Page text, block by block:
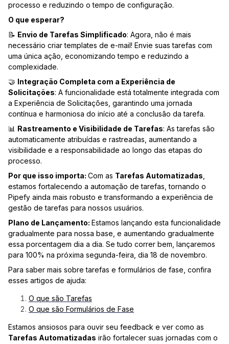
processo e reduzindo o tempo de configuração.
O que esperar?
📝 Envio de Tarefas Simplificado: Agora, não é mais
necessário criar templates de e-mail! Envie suas tarefas com
uma única ação, economizando tempo e reduzindo a
complexidade.
🤝 Integração Completa com a Experiência de
Solicitações: A funcionalidade está totalmente integrada com
a Experiência de Solicitações, garantindo uma jornada
contínua e harmoniosa do início até a conclusão da tarefa.
📊 Rastreamento e Visibilidade de Tarefas: As tarefas são
automaticamente atribuídas e rastreadas, aumentando a
visibilidade e a responsabilidade ao longo das etapas do
processo.
Por que isso importa: Com as Tarefas Automatizadas
estamos fortalecendo a automação de tarefas, tornando o
Pipefy ainda mais robusto e transformando a experiência de
gestão de tarefas para nossos usuários.
Plano de Lançamento: Estamos lançando esta funcionalidade
gradualmente para nossa base, e aumentando gradualmente
essa porcentagem dia a dia. Se tudo correr bem, lançaremos
para 100% na próxima segunda-feira, dia 18 de novembro.
Para saber mais sobre tarefas e formulários de fase, confira
esses artigos de ajuda:
O que são Tarefas
O que são Formulários de Fase
Estamos ansiosos para ouvir seu feedback e ver como as
Tarefas Automatizadas irão fortalecer suas jornadas com o